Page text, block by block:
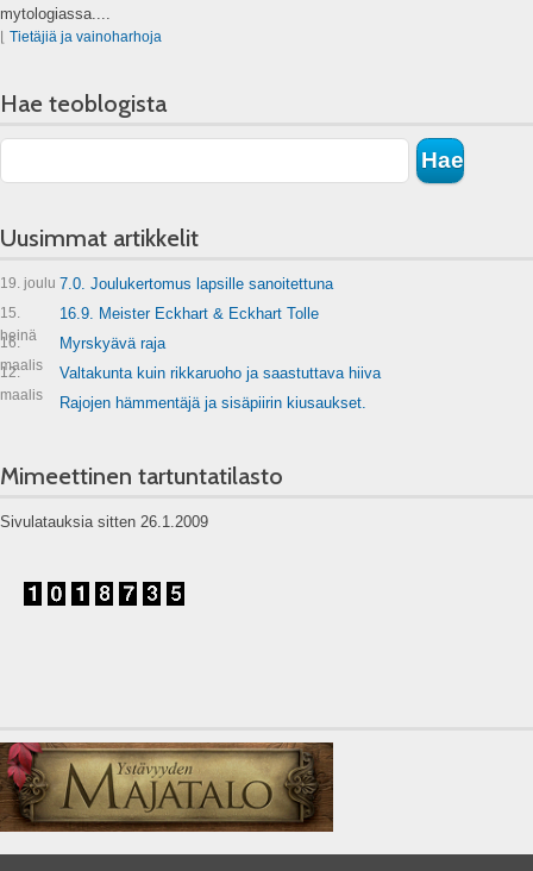
mytologiassa....
⌊ Tietäjiä ja vainoharhoja
Hae teoblogista
Uusimmat artikkelit
19. joulu 7.0. Joulukertomus lapsille sanoitettuna
15.
heinä
16.9. Meister Eckhart & Eckhart Tolle
16.
maalis
Myrskyävä raja
12.
maalis
Valtakunta kuin rikkaruoho ja saastuttava hiiva
Rajojen hämmentäjä ja sisäpiirin kiusaukset.
Mimeettinen tartuntatilasto
Sivulatauksia sitten 26.1.2009